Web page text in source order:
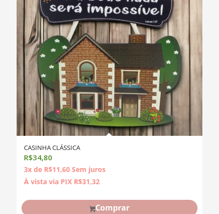
CASINHA CLÁSSICA
R$34,80
3x de R$11,60 Sem juros
À vista via PIX R$31,32
Comprar